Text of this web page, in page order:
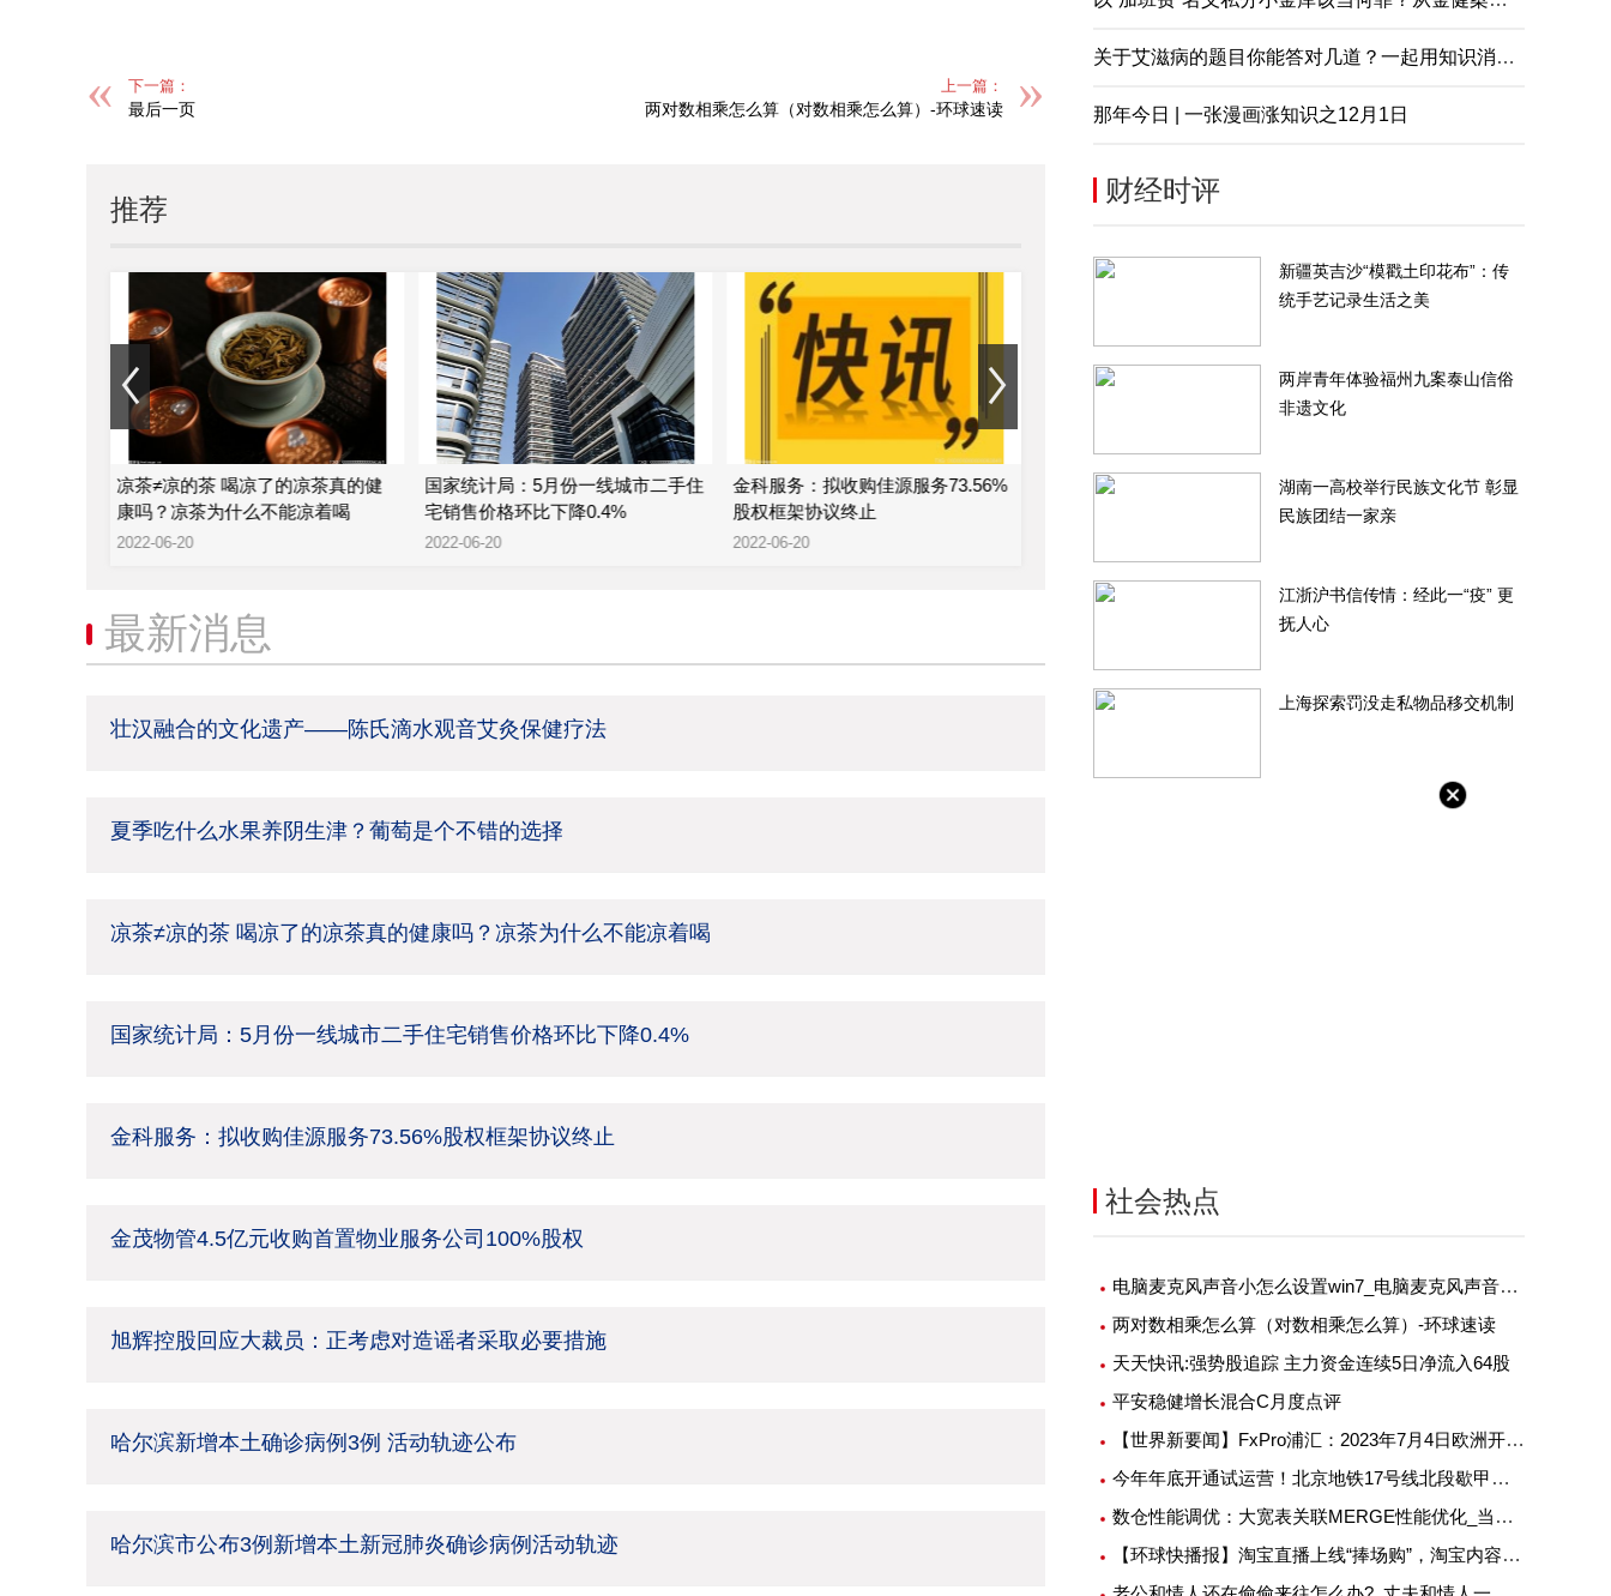
下一篇：
最后一页
上一篇：
两对数相乘怎么算（对数相乘怎么算）-环球速读
推荐
凉茶≠凉的茶 喝凉了的凉茶真的健
康吗？凉茶为什么不能凉着喝
2022-06-20
国家统计局：5月份一线城市二手住
宅销售价格环比下降0.4%
2022-06-20
金科服务：拟收购佳源服务73.56%
股权框架协议终止
2022-06-20
金茂物管4.5亿元收购首置物业服务
旭辉控股回应大裁员：正考虑对
谣者采取必要措施
最新消息
壮汉融合的文化遗产——陈氏滴水观音艾灸保健疗法
夏季吃什么水果养阴生津？葡萄是个不错的选择
凉茶≠凉的茶 喝凉了的凉茶真的健康吗？凉茶为什么不能凉着喝
国家统计局：5月份一线城市二手住宅销售价格环比下降0.4%
金科服务：拟收购佳源服务73.56%股权框架协议终止
金茂物管4.5亿元收购首置物业服务公司100%股权
旭辉控股回应大裁员：正考虑对造谣者采取必要措施
哈尔滨新增本土确诊病例3例 活动轨迹公布
哈尔滨市公布3例新增本土新冠肺炎确诊病例活动轨迹
关于艾滋病的题目你能答对几道？一起用知识消除误解
那年今日 | 一张漫画涨知识之12月1日
财经时评
新疆英吉沙“模戳土印花布”：传
统手艺记录生活之美
两岸青年体验福州九案泰山信俗
非遗文化
湖南一高校举行民族文化节 彰显
民族团结一家亲
江浙沪书信传情：经此一“疫” 更
抚人心
上海探索罚没走私物品移交机制
社会热点
电脑麦克风声音小怎么设置win7_电脑麦克风声音小怎么调大
两对数相乘怎么算（对数相乘怎么算）-环球速读
天天快讯:强势股追踪 主力资金连续5日净流入64股
平安稳健增长混合C月度点评
【世界新要闻】FxPro浦汇：2023年7月4日欧洲开市前，每日技术分析
今年年底开通试运营！北京地铁17号线北段歇甲村车辆段进入动车调试阶段
数仓性能调优：大宽表关联MERGE性能优化_当前简讯
【环球快播报】淘宝直播上线“捧场购”，淘宝内容化战略进展如何了？